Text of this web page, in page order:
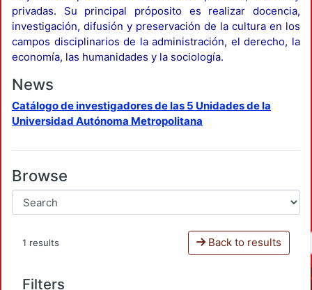
privadas. Su principal próposito es realizar docencia,
investigación, difusión y preservación de la cultura en los
campos disciplinarios de la administración, el derecho, la
economía, las humanidades y la sociología.
News
Catálogo de investigadores de las 5 Unidades de la
Universidad Autónoma Metropolitana
Browse
1 results Back to results
Filters